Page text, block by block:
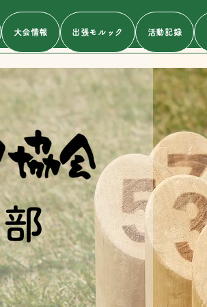
大会情報 出張モルック 活動記録